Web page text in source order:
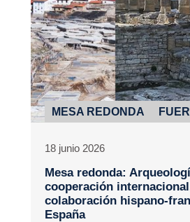
MESA REDONDA
18 junio 2026
Mesa redonda:
cooperación
colaboración hispano-
España